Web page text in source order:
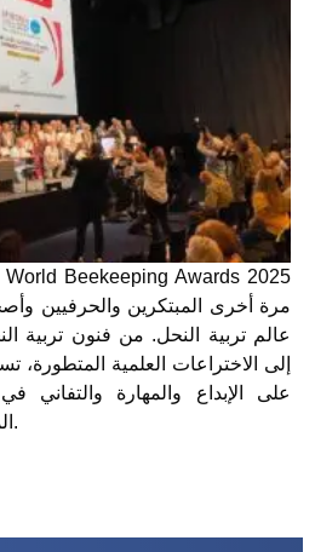
مرة أخرى المبتكرين والحرفيين
عالم تربية النحل. من فنون تربية
إلى الاختراعات العلمية المتطورة،
على الإبداع والمهارة والتفاني
الملقحات حيوية في الطبيعة.